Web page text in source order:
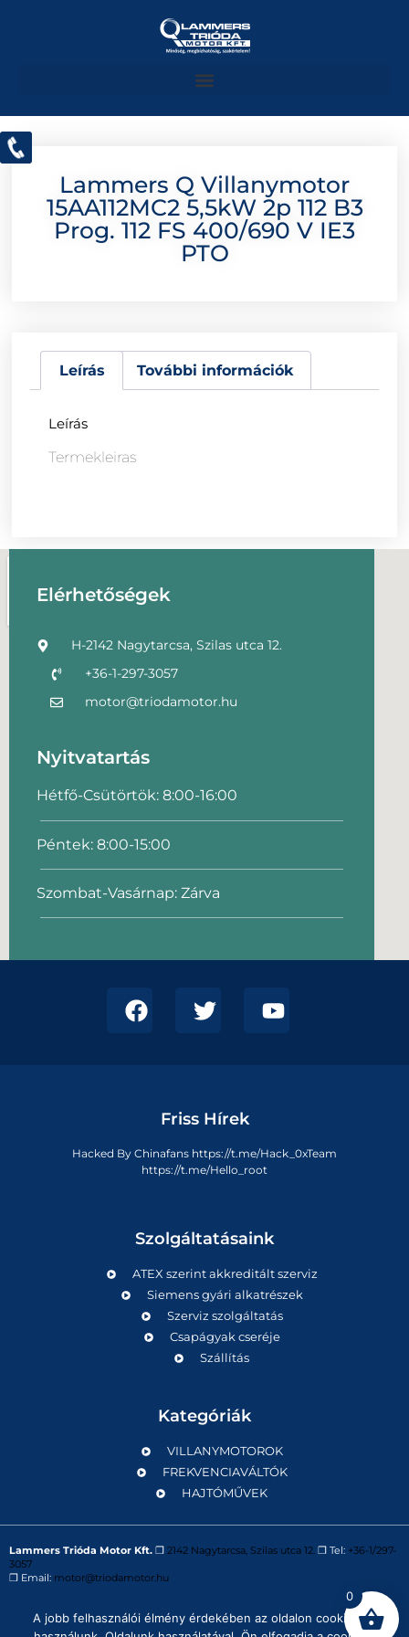
Lammers Q Villanymotor
15AA112MC2 5,5kW 2p 112 B3
Prog. 112 FS 400/690 V IE3
PTO
Leírás További információk
Leírás
Termekleiras
Elérhetőségek
H-2142 Nagytarcsa, Szilas utca 12.
+36-1-297-3057
motor@triodamotor.hu
Nyitvatartás
Hétfő-Csütörtök: 8:00-16:00
Péntek: 8:00-15:00
Szombat-Vasárnap: Zárva
Friss Hírek
Hacked By Chinafans https://t.me/Hack_0xTeam
https://t.me/Hello_root
Szolgáltatásaink
ATEX szerint akkreditált szerviz
Siemens gyári alkatrészek
Szerviz szolgáltatás
Csapágyak cseréje
Szállítás
Kategóriák
VILLANYMOTOROK
FREKVENCIAVÁLTÓK
HAJTÓMŰVEK
Lammers Trióda Motor Kft. ❒ 2142 Nagytarcsa, Szilas utca 12. ❒ Tel: +36-1/297-
3057
❒ Email: motor@triodamotor.hu
Powered byDigit-Now Kft.
0
A jobb felhasználói élmény érdekében az oldalon cookie-kat